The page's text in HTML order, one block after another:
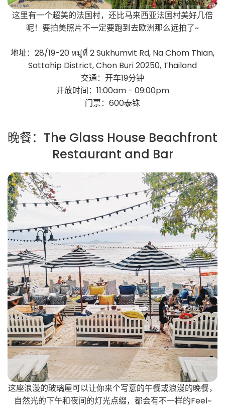
这里有一个超美的法国村，还比马来西亚法国村美好几倍
呢！要拍美照片不一定要跑到去欧洲那么远拍了~
地址：28/19-20 หมู่ที่ 2 Sukhumvit Rd, Na Chom Thian,
Sattahip District, Chon Buri 20250, Thailand
交通：开车19分钟
开放时间：11:00am - 09:00pm
门票：600泰铢
晚餐：The Glass House Beachfront
Restaurant and Bar
这座浪漫的玻璃屋可以让你来个写意的午餐或浪漫的晚餐，
自然光的下午和夜间的灯光点缀，都会有不一样的Feel~